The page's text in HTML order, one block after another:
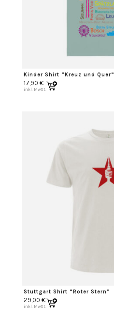
Kinder Shirt “Kreuz und Quer”
17,90 €
inkl. MwSt.
Stuttgart Shirt “Roter Stern”
29,00 €
inkl. MwSt.